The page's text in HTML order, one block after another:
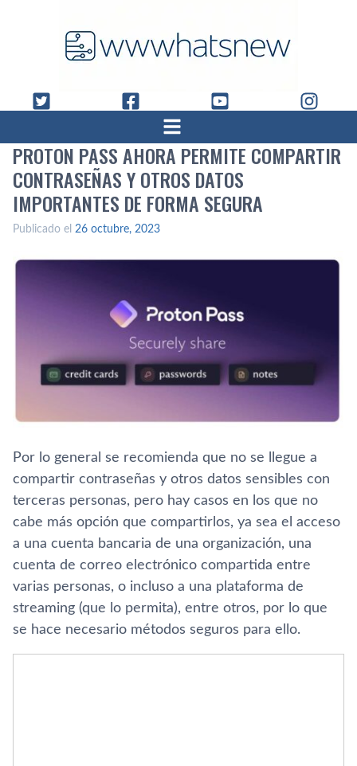
PROTON PASS AHORA PERMITE COMPARTIR
CONTRASEÑAS Y OTROS DATOS
IMPORTANTES DE FORMA SEGURA
Publicado el 26 octubre, 2023
Por lo general se recomienda que no se llegue a
compartir contraseñas y otros datos sensibles con
terceras personas, pero hay casos en los que no
cabe más opción que compartirlos, ya sea el acceso
a una cuenta bancaria de una organización, una
cuenta de correo electrónico compartida entre
varias personas, o incluso a una plataforma de
streaming (que lo permita), entre otros, por lo que
se hace necesario métodos seguros para ello.